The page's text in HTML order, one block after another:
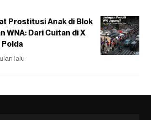
Prostitusi Anak di Blok
WNA: Dari Cuitan di X
Polda
lalu